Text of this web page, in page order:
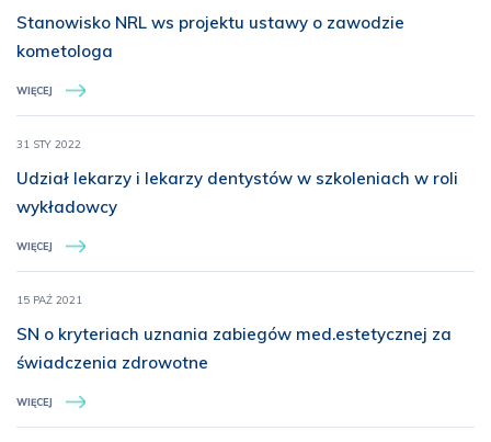
Stanowisko NRL ws projektu ustawy o zawodzie
kometologa
WIĘCEJ
31 STY 2022
Udział lekarzy i lekarzy dentystów w szkoleniach w roli
wykładowcy
WIĘCEJ
15 PAŹ 2021
SN o kryteriach uznania zabiegów med.estetycznej za
świadczenia zdrowotne
WIĘCEJ